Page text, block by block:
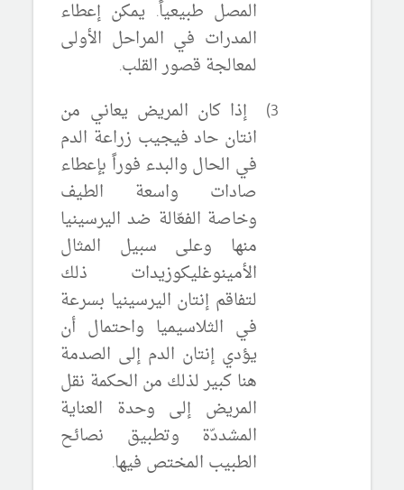
المصل طبيعياً. يمكن إعطاء
المدرات في المراحل الأولى
لمعالجة قصور القلب.
3)
إذا كان المريض يعاني من
انتان حاد فيجيب زراعة الدم
في الحال والبدء فوراً بإعطاء
صادات واسعة الطيف
وخاصة الفعّالة ضد اليرسينيا
منها وعلى سبيل المثال
الأمينوغليكوزيدات ذلك
لتفاقم إنتان اليرسينيا بسرعة
في الثلاسيميا واحتمال أن
يؤدي إنتان الدم إلى الصدمة
هنا كبير لذلك من الحكمة نقل
المريض إلى وحدة العناية
المشددّة وتطبيق نصائح
الطبيب المختص فيها.